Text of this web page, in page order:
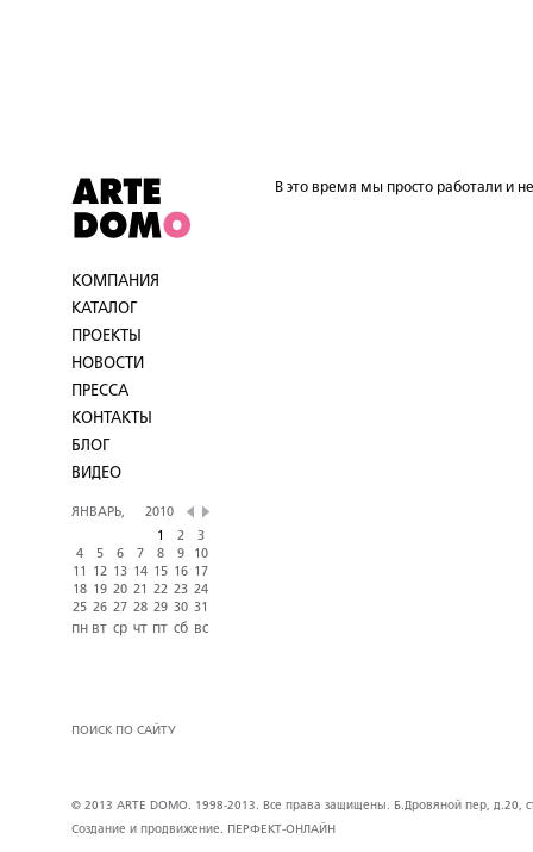
КОМПАНИЯ
КАТАЛОГ
ПРОЕКТЫ
НОВОСТИ
ПРЕССА
КОНТАКТЫ
БЛОГ
ВИДЕО
ЯНВАРЬ,
2010
1
2
3
4
5 6 7 8 9
10
11
12 13 14 15 16
17
18 19 20 21 22 23 24
25 26 27 28 29 30 31
пн вт ср чт пт сб вс
ПОИСК ПО САЙТУ
В это время мы просто работали и
© 2013 ARTE DOMO. 1998-2013. Все права защищены. Б.Дровяной пер, д.20,
Создание и продвижение.
ПЕРФЕКТ-ОНЛАЙН